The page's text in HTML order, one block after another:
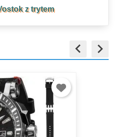
z trytem
keyboard_arrow_left keyboard_arrow_right